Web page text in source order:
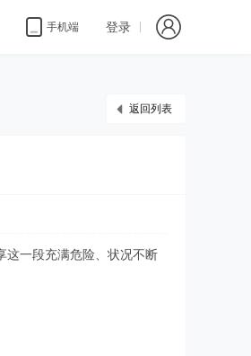
手机端 登录
返回列表
这一段充满危险、状况不断